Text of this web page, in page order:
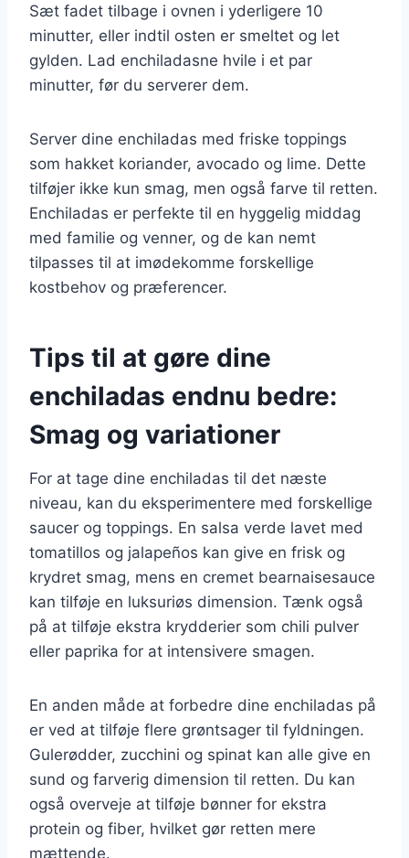
Sæt fadet tilbage i ovnen i yderligere 10
minutter, eller indtil osten er smeltet og let
gylden. Lad enchiladasne hvile i et par
minutter, før du serverer dem.
Server dine enchiladas med friske toppings
som hakket koriander, avocado og lime. Dette
tilføjer ikke kun smag, men også farve til retten.
Enchiladas er perfekte til en hyggelig middag
med familie og venner, og de kan nemt
tilpasses til at imødekomme forskellige
kostbehov og præferencer.
Tips til at gøre dine
enchiladas endnu bedre:
Smag og variationer
For at tage dine enchiladas til det næste
niveau, kan du eksperimentere med forskellige
saucer og toppings. En salsa verde lavet med
tomatillos og jalapeños kan give en frisk og
krydret smag, mens en cremet bearnaisesauce
kan tilføje en luksuriøs dimension. Tænk også
på at tilføje ekstra krydderier som chili pulver
eller paprika for at intensivere smagen.
En anden måde at forbedre dine enchiladas på
er ved at tilføje flere grøntsager til fyldningen.
Gulerødder, zucchini og spinat kan alle give en
sund og farverig dimension til retten. Du kan
også overveje at tilføje bønner for ekstra
protein og fiber, hvilket gør retten mere
mættende.